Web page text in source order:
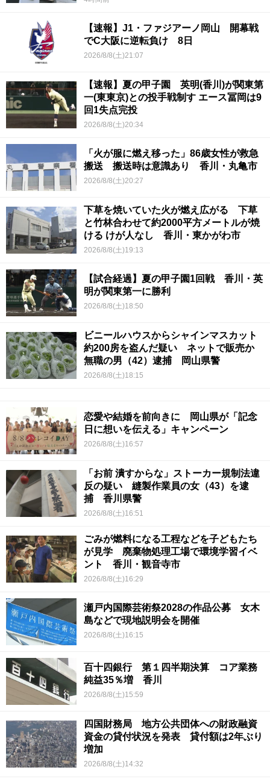
【速報】J1・ファジアーノ岡山 開幕戦
でC大阪に逆転負け 8日
2026/8/8(土)21:07
【速報】夏の甲子園 英明(香川)が関東第
一(東東京)との投手戦制す エース冨岡は9
回1失点完投
2026/8/8(土)20:34
「火が服に燃え移った」86歳女性が救急
搬送 搬送時は意識あり 香川・丸亀市
2026/8/8(土)20:27
下草を焼いていた火が燃え広がる 下草
と竹林合わせて約2000平方メートルが焼
ける けが人なし 香川・東かがわ市
2026/8/8(土)19:13
【試合経過】夏の甲子園1回戦 香川・英
明が関東第一に勝利
2026/8/8(土)18:50
ビニールハウスからシャインマスカット
約200房を盗んだ疑い ネットで販売か
無職の男（42）逮捕 岡山県警
2026/8/8(土)18:15
恋愛や結婚を前向きに 岡山県が「記念
日に想いを伝える」キャンペーン
2026/8/8(土)16:57
「お前 潰すからな」ストーカー規制法違
反の疑い 縫製作業員の女（43）を逮
捕 香川県警
2026/8/8(土)16:51
ごみが燃料になる工程などを子どもたち
が見学 廃棄物処理工場で環境学習イベ
ント 香川・観音寺市
2026/8/8(土)16:29
瀬戸内国際芸術祭2028の作品公募 女木
島などで現地説明会を開催
2026/8/8(土)16:15
百十四銀行 第１四半期決算 コア業務
純益35％増 香川
2026/8/8(土)15:59
四国財務局 地方公共団体への財政融資
資金の貸付状況を発表 貸付額は2年ぶり
増加
2026/8/8(土)14:32